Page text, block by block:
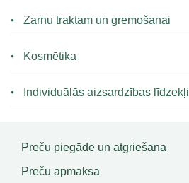
Zarnu traktam un gremošanai
Kosmētika
Individuālās aizsardzības līdzekļi
Preču piegāde un atgriešana
Preču apmaksa